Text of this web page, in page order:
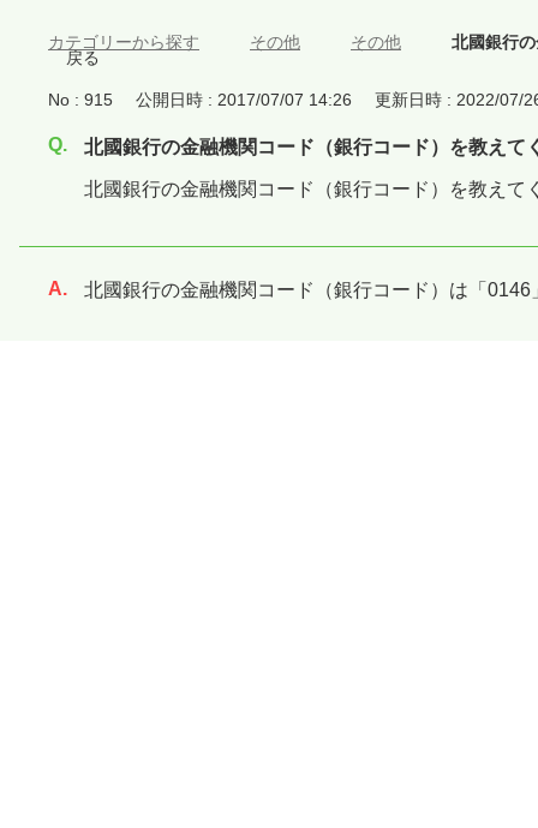
カテゴリーから探す その他 その他
北國銀行
戻る
No : 915 公開日時 : 2017/07/07 14:26 更新日時 : 2022/07/
北國銀行の金融機関コード（銀行コード）を教えて
北國銀行の金融機関コード（銀行コード）を教えて
回答
北國銀行の金融機関コード（銀行コード）は「0146